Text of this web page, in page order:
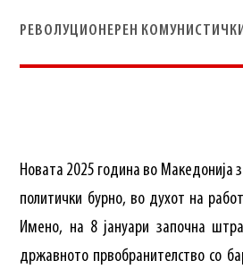
РЕВОЛУЦИОНЕРЕН
Новата 2025 година во Македонија
политички бурно, во духот на
Имено, на 8 јануари започна
државното првобранителство со